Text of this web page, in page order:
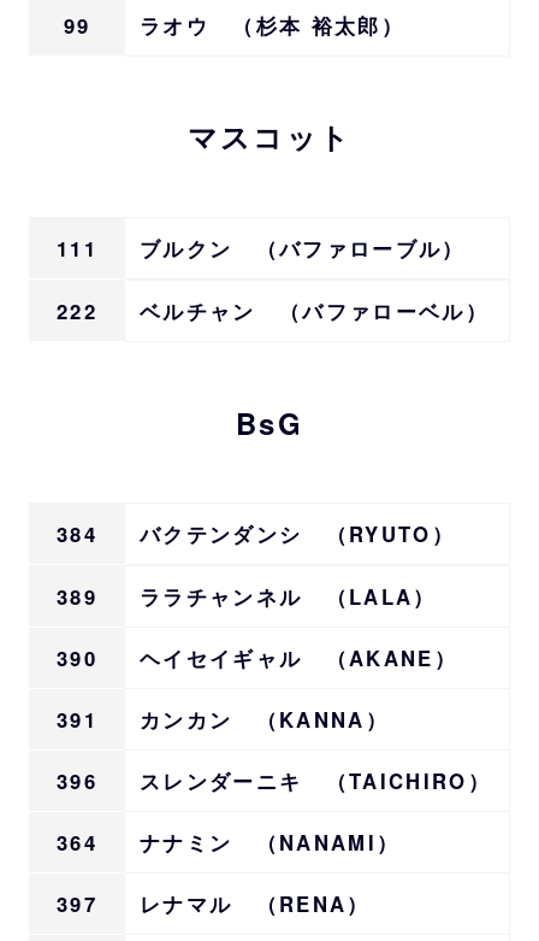
99 ラオウ （杉本 裕太郎）
マスコット
111 ブルクン （バファローブル）
222 ベルチャン （バファローベル）
BsG
384 バクテンダンシ （RYUTO）
389 ララチャンネル （LALA）
390 ヘイセイギャル （AKANE）
391 カンカン （KANNA）
396 スレンダーニキ （TAICHIRO）
364 ナナミン （NANAMI）
397 レナマル （RENA）